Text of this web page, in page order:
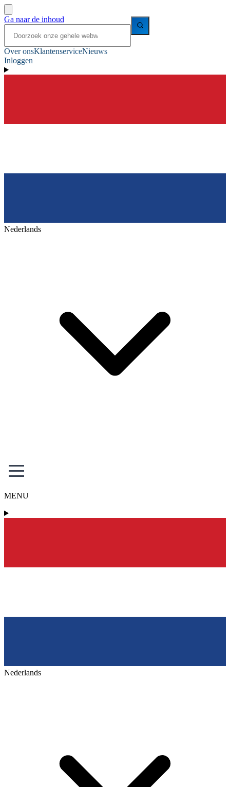
Ga naar de inhoud
Over onsKlantenserviceNieuws
Inloggen
Nederlands
MENU
Nederlands